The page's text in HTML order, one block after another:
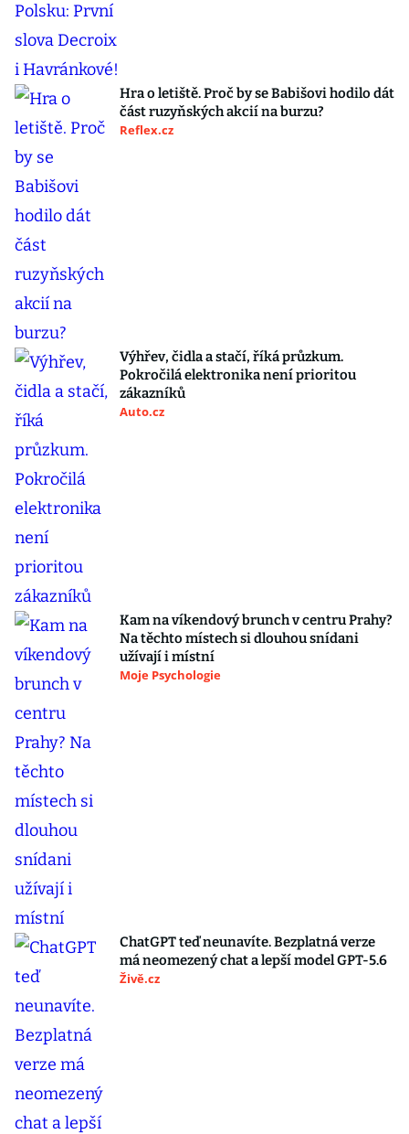
Hra o letiště. Proč by se Babišovi hodilo dát
část ruzyňských akcií na burzu?
Reflex.cz
Výhřev, čidla a stačí, říká průzkum.
Pokročilá elektronika není prioritou
zákazníků
Auto.cz
Kam na víkendový brunch v centru Prahy?
Na těchto místech si dlouhou snídani
užívají i místní
Moje Psychologie
ChatGPT teď neunavíte. Bezplatná verze
má neomezený chat a lepší model GPT-5.6
Živě.cz